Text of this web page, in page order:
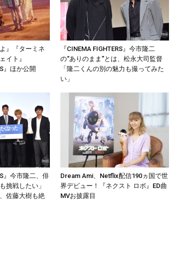
』『ターミネ
イト』
』ほか公開
『CINEMA FIGHTERS』今市隆二
の“ありのまま”とは、松永大司監督
「隆二くんの別の魅力も撮ってみた
い」
』今市隆二、俳
挑戦したい」
佐藤大樹も絶
Dream Ami、Netflix配信190ヵ国で世
界デビュー！『ネクスト ロボ』ED曲
MVお披露目